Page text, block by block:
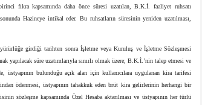
fıkra kapsamında daha önce süresi uzatılan, B.K.İ. faaliyet ruhsatı
Hazineye intikal eder. Bu ruhsatların süresinin yeniden uzatılması,
girdiği tarihten sonra İşletme veya Kuruluş ve İşletme Sözleşmesi
yapılacak süre uzatımlarıyla sınırlı olmak üzere; B.K.İ.’nin talep etmesi ve
üstyapının bulunduğu açık alan için kullanıcılara uygulanan kira tarifesi
ödenmesi, üstyapının tahakkuk eden brüt kira gelirlerinin herhangi bir
sözleşme kapsamında Özel Hesaba aktarılması ve üstyapının her türlü